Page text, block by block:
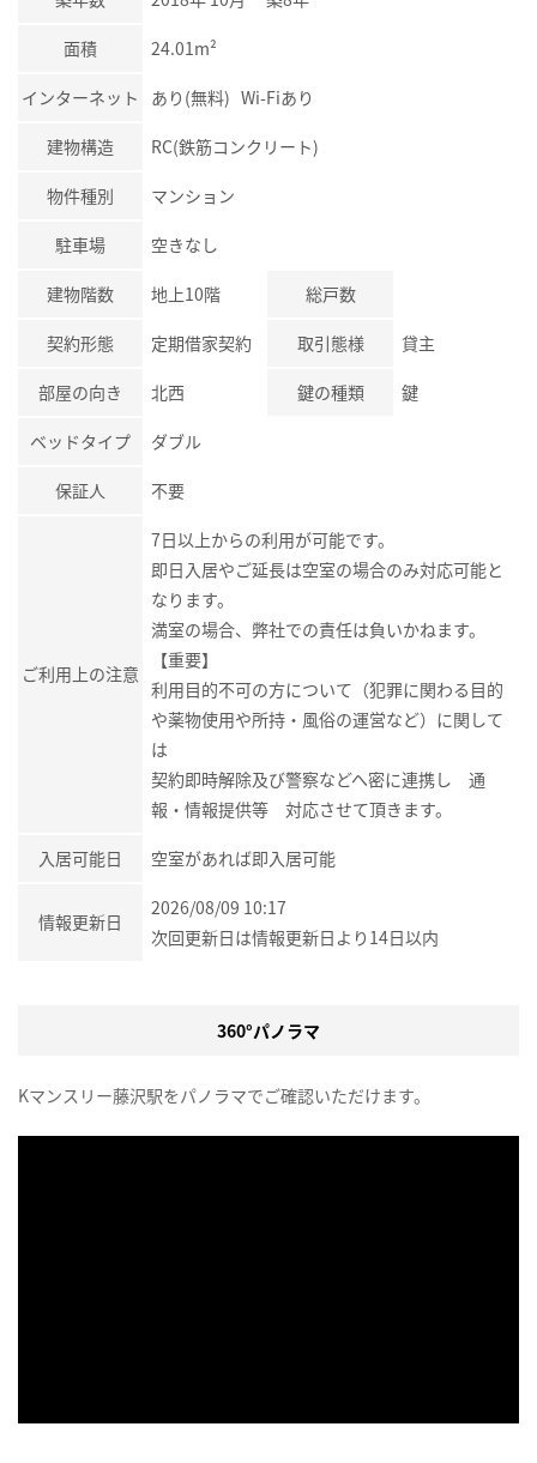
面積 24.01m²
インターネット あり(無料) Wi-Fiあり
建物構造 RC(鉄筋コンクリート)
物件種別 マンション
駐車場 空きなし
建物階数 地上10階 総戸数
契約形態 定期借家契約 取引態様 貸主
部屋の向き 北西 鍵の種類 鍵
ベッドタイプ ダブル
保証人 不要
ご利用上の注意
7日以上からの利用が可能です。
即日入居やご延長は空室の場合のみ対応可能と
なります。
満室の場合、弊社での責任は負いかねます。
【重要】
利用目的不可の方について（犯罪に関わる目的
や薬物使用や所持・風俗の運営など）に関して
は
契約即時解除及び警察などへ密に連携し 通
報・情報提供等 対応させて頂きます。
入居可能日 空室があれば即入居可能
情報更新日
2026/08/09 10:17
次回更新日は情報更新日より14日以内
360°パノラマ
Kマンスリー藤沢駅をパノラマでご確認いただけます。